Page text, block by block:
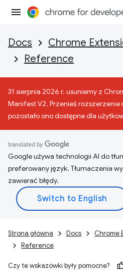
Docs Chrome
Reference
31 sierpnia 2026 r. usuniemy z
Manifest V2. Przenieś
pozostało ono dostępne dla
Google używa technologii AI do
preferowany język. Tłumaczenia
zawierać błędy.
Strona główna Docs Chrome
Reference
Czy te wskazówki były pomocne?